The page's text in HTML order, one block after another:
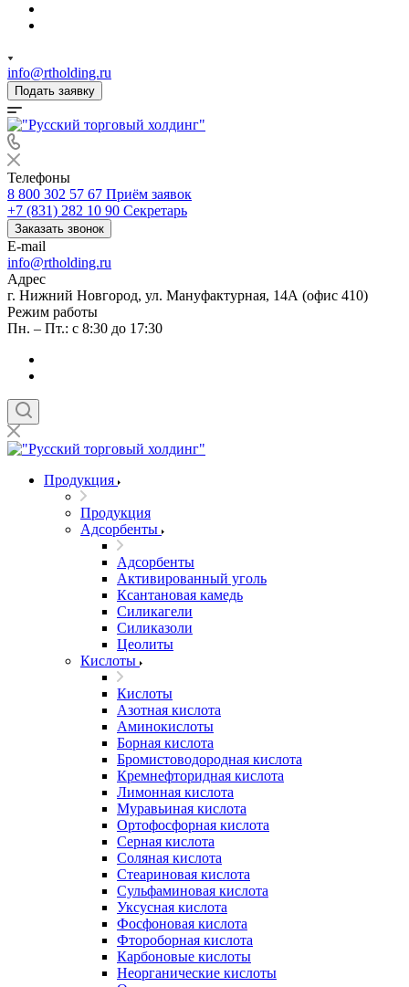
info@rtholding.ru
Подать заявку
Телефоны
8 800 302 57 67 Приём заявок
+7 (831) 282 10 90 Секретарь
Заказать звонок
E-mail
info@rtholding.ru
Адрес
г. Нижний Новгород, ул. Мануфактурная, 14А (офис 410)
Режим работы
Пн. – Пт.: с 8:30 до 17:30
Продукция
Продукция
Адсорбенты
Адсорбенты
Активированный уголь
Ксантановая камедь
Силикагели
Силиказоли
Цеолиты
Кислоты
Кислоты
Азотная кислота
Аминокислоты
Борная кислота
Бромистоводородная кислота
Кремнефторидная кислота
Лимонная кислота
Муравьиная кислота
Ортофосфорная кислота
Серная кислота
Соляная кислота
Стеариновая кислота
Сульфаминовая кислота
Уксусная кислота
Фосфоновая кислота
Фтороборная кислота
Карбоновые кислоты
Неорганические кислоты